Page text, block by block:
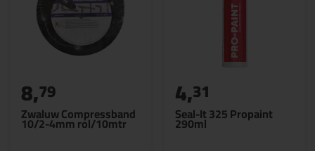
Zwaluw Compressband
10/2-4mm rol/10mtr
8,79
Seal-It 325 Propaint
290ml
4,31